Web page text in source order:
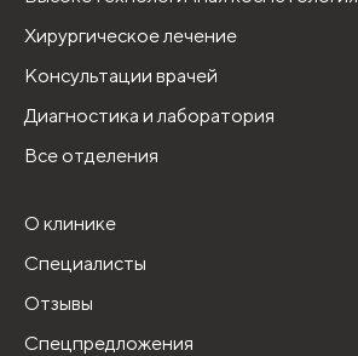
Хирургическое лечение
Консультации врачей
Диагностика и лаборатория
Все отделения
О клинике
Специалисты
Отзывы
Спецпредложения